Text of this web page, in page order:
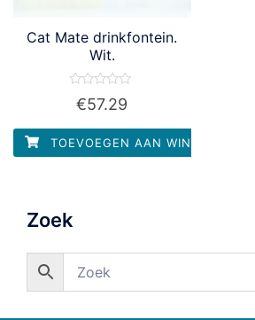
Cat Mate drinkfontein.
Wit.
Waardering
5
€57.29
TOEVOEGEN AAN WINKELWAGEN
Zoek